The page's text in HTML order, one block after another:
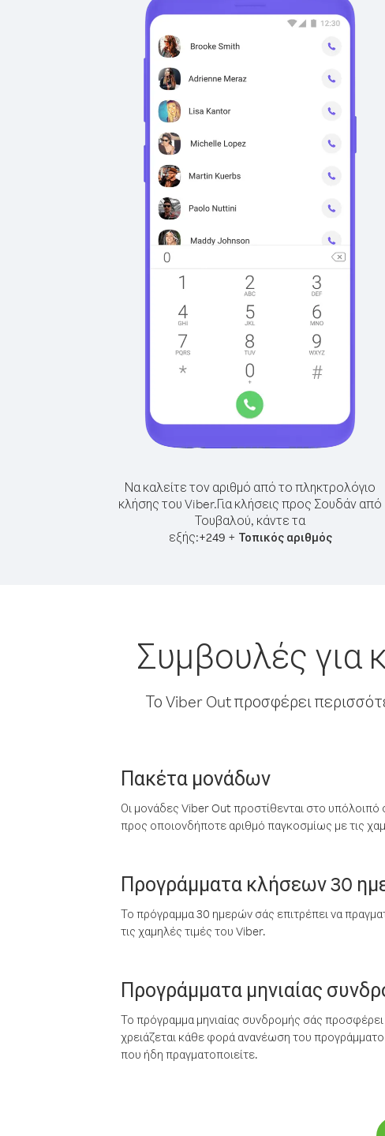
Να καλείτε τον αριθμό από το πληκτρολόγιο
κλήσης του Viber.Για κλήσεις προς Σουδάν από
Τουβαλού, κάντε τα
εξής:+249 + Τοπικός αριθμός
Συμβουλές για
Το Viber Out προσφέρει
Πακέτα μονάδων
Οι μονάδες Viber Out προστίθενται στο
προς οποιονδήποτε αριθμό παγκοσμίως με τις
Προγράμματα κλήσεων 30
Το πρόγραμμα 30 ημερών σάς επιτρέπει να
τις χαμηλές τιμές του Viber.
Προγράμματα μηνιαίας
Το πρόγραμμα μηνιαίας συνδρομής σάς
χρειάζεται κάθε φορά ανανέωση του
που ήδη πραγματοποιείτε.